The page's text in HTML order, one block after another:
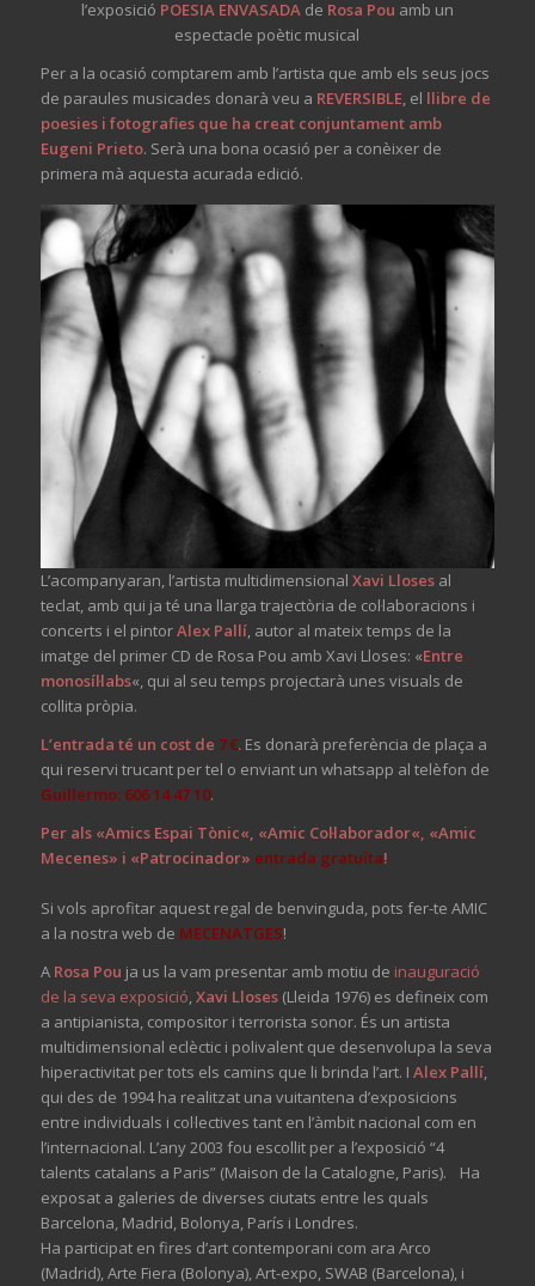
l’exposició POESIA ENVASADA de Rosa Pou amb un
espectacle poètic musical
Per a la ocasió comptarem amb l’artista que amb els seus jocs
de paraules musicades donarà veu a REVERSIBLE, el llibre de
poesies i fotografies que ha creat conjuntament amb
Eugeni Prieto. Serà una bona ocasió per a conèixer de
primera mà aquesta acurada edició.
L’acompanyaran, l’artista multidimensional Xavi Llosesal
teclat, amb qui ja té una llarga trajectòria de col·laboracions i
concerts i el pintorAlex Pallí, autor al mateix temps de la
imatge del primer CD de Rosa Pou amb Xavi Lloses: «Entre
monosíl·labs«, qui al seu temps projectarà unes visuals de
collita pròpia.
L’entrada té un cost de 7 €. Es donarà preferència de plaça a
qui reservi trucant per tel o enviant un whatsapp al telèfon de
Guillermo: 606 14 47 10.
Per als «Amics Espai Tònic«, «Amic Col·laborador«, «Amic
Mecenes» i «Patrocinador» entrada gratuïta!
Si vols aprofitar aquest regal de benvinguda, pots fer-te AMIC
a la nostra web de MECENATGES!
A Rosa Pou ja us la vam presentar amb motiu de inauguració
de la seva exposició,Xavi Lloses(Lleida 1976) es defineix com
a antipianista, compositor i terrorista sonor. És un artista
multidimensional eclèctic i polivalent que desenvolupa la seva
hiperactivitat per tots els camins que li brinda l’art. I Alex Pallí,
qui des de 1994 ha realitzat una vuitantena d’exposicions
entre individuals i col·lectives tant en l’àmbit nacional com en
l’internacional. L’any 2003 fou escollit per a l’exposició “4
talents catalans a Paris” (Maison de la Catalogne, Paris). Ha
exposat a galeries de diverses ciutats entre les quals
Barcelona, Madrid, Bolonya, París i Londres.
Ha participat en fires d’art contemporani com ara Arco
(Madrid), Arte Fiera (Bolonya), Art-expo, SWAB (Barcelona), i